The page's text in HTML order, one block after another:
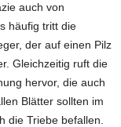
auch von
häufig tritt die
der auf einen Pilz
Gleichzeitig ruft die
hervor, die auch
Blätter sollten im
die Triebe befallen.